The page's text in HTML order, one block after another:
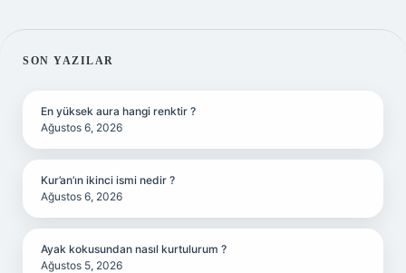
SIDEBAR
SON YAZILAR
En yüksek aura hangi renktir ?
Ağustos 6, 2026
Kur’an’ın ikinci ismi nedir ?
Ağustos 6, 2026
Ayak kokusundan nasıl kurtulurum ?
Ağustos 5, 2026